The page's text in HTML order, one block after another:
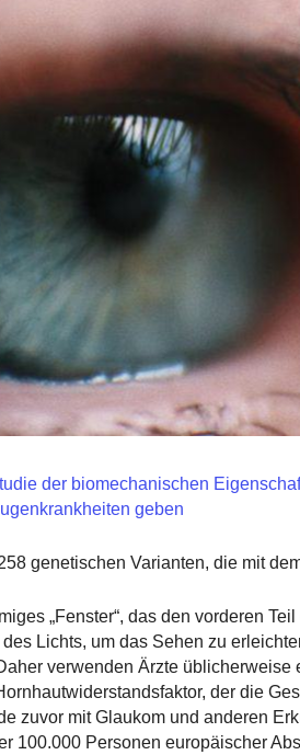
der biomechanischen
geben
genetischen Varianten, die mit
„Fenster“, das den vorderen
Lichts, um das Sehen zu
verwenden Ärzte
der die
zuvor mit Glaukom und anderen
100.000 Personen europäischer